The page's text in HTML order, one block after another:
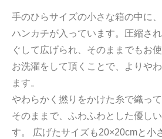
手のひらサイズの小さな箱の中に
ハンカチが入っています。圧縮さ
ぐして広げられ、そのままでもお
お洗濯をして頂くことで、よりや
ます。
やわらかく撚りをかけた糸で織っ
そのままで、ふわふわとした優し
す。 広げたサイズも20×20cmと小